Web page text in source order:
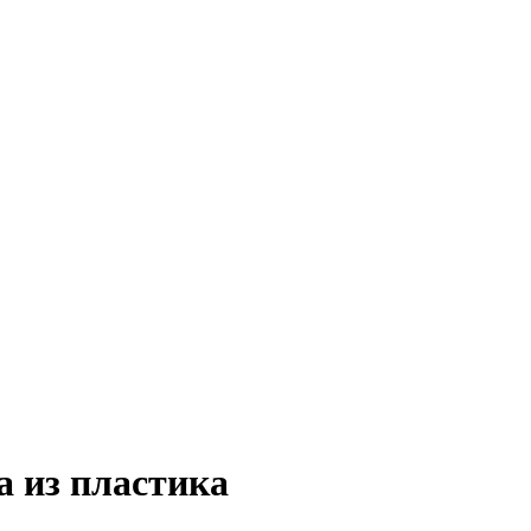
из пластика